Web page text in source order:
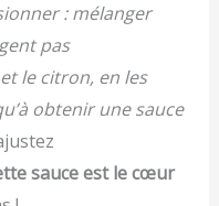
: mélanger
pas
le citron, en les
obtenir une sauce
sauce est le cœur